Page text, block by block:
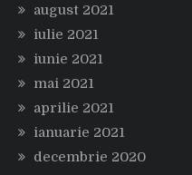
august 2021
iulie 2021
iunie 2021
mai 2021
aprilie 2021
ianuarie 2021
decembrie 2020